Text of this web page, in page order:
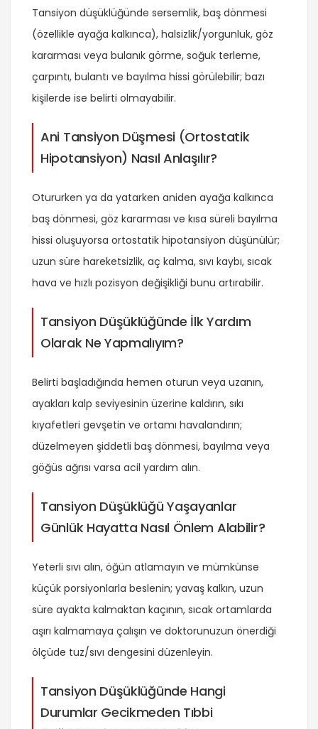
Tansiyon düşüklüğünde sersemlik, baş dönmesi
(özellikle ayağa kalkınca), halsizlik/yorgunluk, göz
kararması veya bulanık görme, soğuk terleme,
çarpıntı, bulantı ve bayılma hissi görülebilir; bazı
kişilerde ise belirti olmayabilir.
Ani Tansiyon Düşmesi (Ortostatik
Hipotansiyon) Nasıl Anlaşılır?
Otururken ya da yatarken aniden ayağa kalkınca
baş dönmesi, göz kararması ve kısa süreli bayılma
hissi oluşuyorsa ortostatik hipotansiyon düşünülür;
uzun süre hareketsizlik, aç kalma, sıvı kaybı, sıcak
hava ve hızlı pozisyon değişikliği bunu artırabilir.
Tansiyon Düşüklüğünde İlk Yardım
Olarak Ne Yapmalıyım?
Belirti başladığında hemen oturun veya uzanın,
ayakları kalp seviyesinin üzerine kaldırın, sıkı
kıyafetleri gevşetin ve ortamı havalandırın;
düzelmeyen şiddetli baş dönmesi, bayılma veya
göğüs ağrısı varsa acil yardım alın.
Tansiyon Düşüklüğü Yaşayanlar
Günlük Hayatta Nasıl Önlem Alabilir?
Yeterli sıvı alın, öğün atlamayın ve mümkünse
küçük porsiyonlarla beslenin; yavaş kalkın, uzun
süre ayakta kalmaktan kaçının, sıcak ortamlarda
aşırı kalmamaya çalışın ve doktorunuzun önerdiği
ölçüde tuz/sıvı dengesini düzenleyin.
Tansiyon Düşüklüğünde Hangi
Durumlar Gecikmeden Tıbbi